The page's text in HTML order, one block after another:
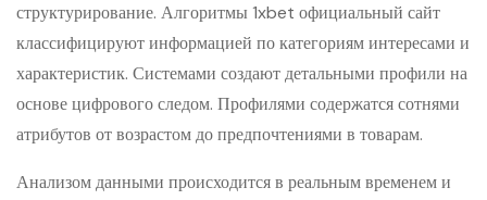
структурирование. Алгоритмы 1xbet официальный сайт
классифицируют информацией по категориям интересами и
характеристик. Системами создают детальными профили на
основе цифрового следом. Профилями содержатся сотнями
атрибутов от возрастом до предпочтениями в товарам.
Анализом данными происходится в реальным временем и